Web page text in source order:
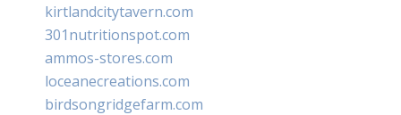
kirtlandcitytavern.com
301nutritionspot.com
ammos-stores.com
loceanecreations.com
birdsongridgefarm.com